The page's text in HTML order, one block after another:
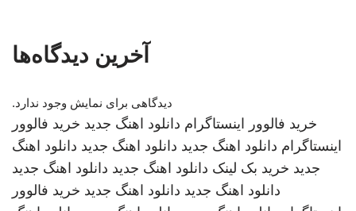
آخرین دیدگاه‌ها
دیدگاهی برای نمایش وجود ندارد.
خرید فالوور اینستاگرام دانلود اهنگ جدید خرید فالوور
اینستاگرام دانلود اهنگ جدید دانلود اهنگ جدید دانلود اهنگ
جدید خرید بک لینک دانلود اهنگ جدید دانلود اهنگ جدید
دانلود اهنگ جدید دانلود اهنگ جدید خرید فالوور